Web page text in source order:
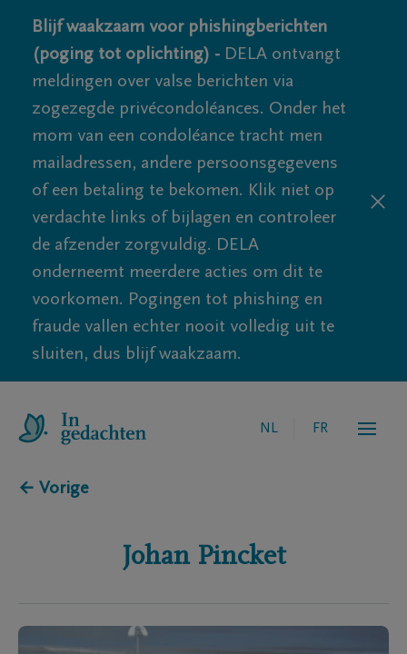
Blijf waakzaam voor phishingberichten
(poging tot oplichting) - DELA ontvangt
meldingen over valse berichten via
zogezegde privécondoléances. Onder het
mom van een condoléance tracht men
mailadressen, andere persoonsgegevens
of een betaling te bekomen. Klik niet op
verdachte links of bijlagen en controleer
de afzender zorgvuldig. DELA
onderneemt meerdere acties om dit te
voorkomen. Pogingen tot phishing en
fraude vallen echter nooit volledig uit te
sluiten, dus blijf waakzaam.
NL FR
← Vorige
Johan Pincket